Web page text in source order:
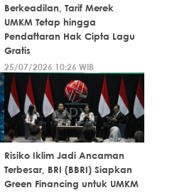
Berkeadilan, Tarif Merek
UMKM Tetap hingga
Pendaftaran Hak Cipta Lagu
Gratis
25/07/2026 10:26 WIB
Risiko Iklim Jadi Ancaman
Terbesar, BRI (BBRI) Siapkan
Green Financing untuk UMKM